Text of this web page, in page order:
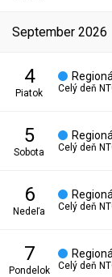
september 2026
4
piatok Celý deň
5
sobota Celý deň
6
nedeľa Celý deň
7
pondelok Celý deň